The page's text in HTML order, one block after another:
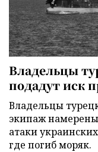
Владельцы
подадут иск
Владельцы
экипаж намерены
атаки
где погиб моряк.